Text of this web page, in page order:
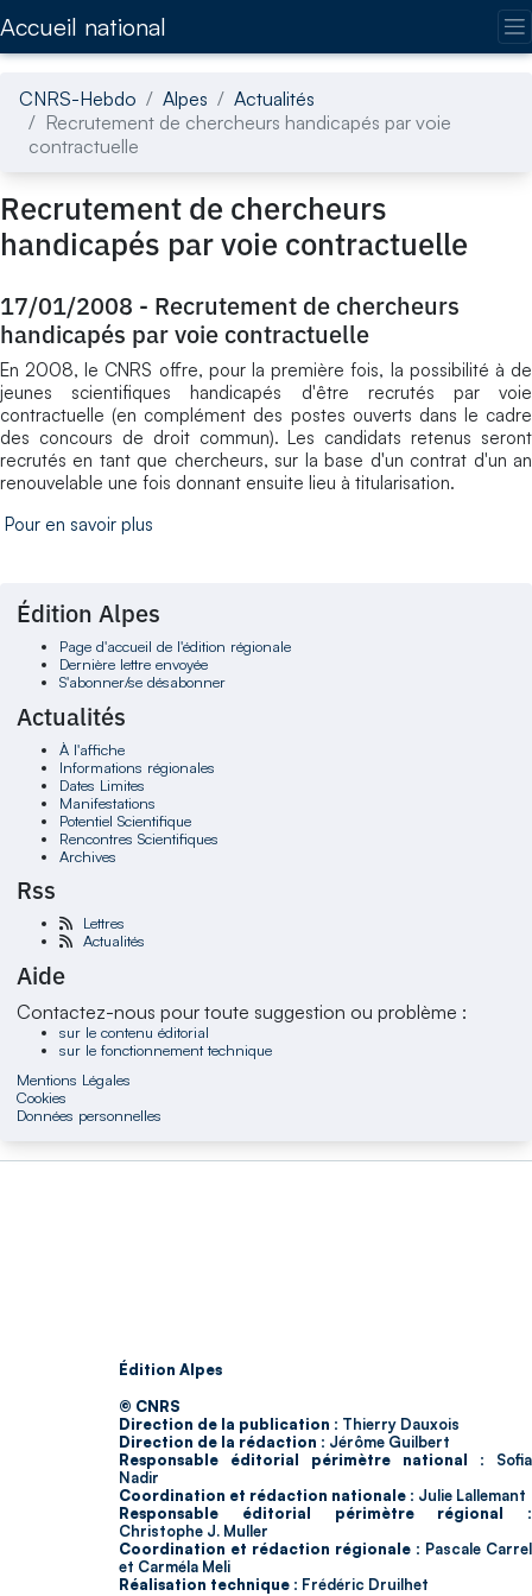
Accueil national
CNRS-Hebdo Alpes
Actualités
Recrutement de chercheurs handicapés par voie
contractuelle
Recrutement de chercheurs
handicapés par voie contractuelle
17/01/2008 - Recrutement de chercheurs
handicapés par voie contractuelle
En 2008, le CNRS offre, pour la première fois, la possibilité à de
jeunes scientifiques handicapés d'être recrutés par voie
contractuelle (en complément des postes ouverts dans le cadre
des concours de droit commun). Les candidats retenus seront
recrutés en tant que chercheurs, sur la base d'un contrat d'un an
renouvelable une fois donnant ensuite lieu à titularisation.
Pour en savoir plus
Édition Alpes
Page d'accueil de l'édition régionale
Dernière lettre envoyée
S'abonner/se désabonner
Actualités
À l'affiche
Informations régionales
Dates Limites
Manifestations
Potentiel Scientifique
Rencontres Scientifiques
Archives
Rss
Lettres
Actualités
Aide
Contactez-nous pour toute suggestion ou problème :
sur le contenu éditorial
sur le fonctionnement technique
Mentions Légales
Cookies
Données personnelles
Édition Alpes
© CNRS
Direction de la publication : Thierry Dauxois
Direction de la rédaction : Jérôme Guilbert
Responsable éditorial périmètre national : Sofia
Nadir
Coordination et rédaction nationale : Julie Lallemant
Responsable éditorial périmètre régional :
Christophe J. Muller
Coordination et rédaction régionale : Pascale Carrel
et Carméla Meli
Réalisation technique : Frédéric Druilhet